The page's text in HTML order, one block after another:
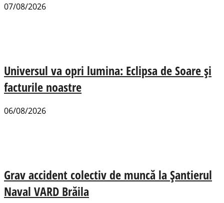
07/08/2026
Universul va opri lumina: Eclipsa de Soare și
facturile noastre
06/08/2026
Grav accident colectiv de muncă la Șantierul
Naval VARD Brăila